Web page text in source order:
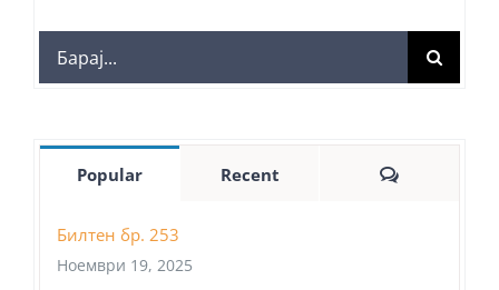
Search
for:
Popular Recent Comments
Билтен бр. 253
Ноември 19, 2025